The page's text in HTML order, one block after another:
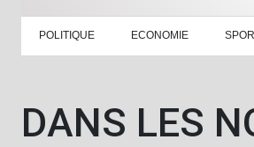
POLITIQUE ECONOMIE
DANS LES